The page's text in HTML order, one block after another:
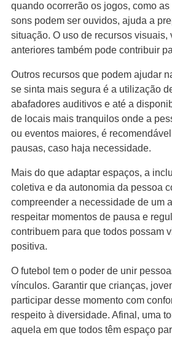
quando ocorrerão os jogos, como
sons podem ser ouvidos, ajuda a
situação. O uso de recursos
anteriores também pode contribuir
Outros recursos que podem ajudar
se sinta mais segura é a utilização
abafadores auditivos e até a
de locais mais tranquilos onde a
ou eventos maiores, é
pausas, caso haja necessidade.
Mais do que adaptar espaços, a
coletiva e da autonomia da pessoa
compreender a necessidade de um
respeitar momentos de pausa e
contribuem para que todos possam
positiva.
O futebol tem o poder de unir
vínculos. Garantir que crianças,
participar desse momento com
respeito à diversidade. Afinal, uma
aquela em que todos têm espaço